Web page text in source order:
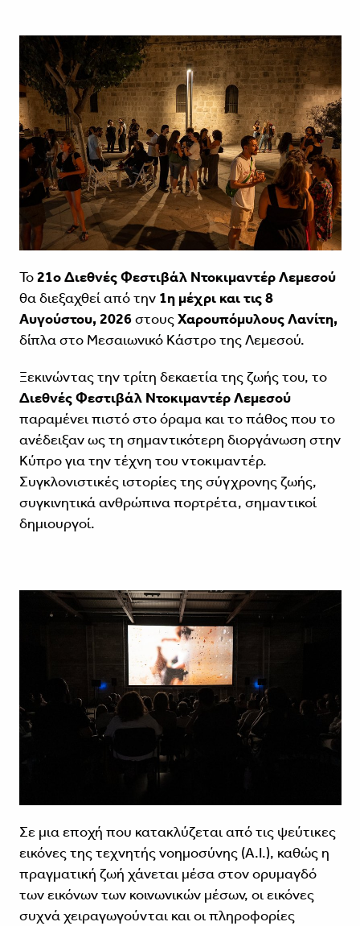
Το21ο Διεθνές Φεστιβάλ Ντοκιμαντέρ Λεμεσού
θα διεξαχθεί από την 1η μέχρι και τις 8
Αυγούστου, 2026στους Χαρουπόμυλους Λανίτη,
δίπλα στο Μεσαιωνικό Κάστρο της Λεμεσού.
Ξεκινώντας την τρίτη δεκαετία της ζωής του, το
Διεθνές Φεστιβάλ Ντοκιμαντέρ Λεμεσού
παραμένει πιστό στο όραμα και το πάθος που το
ανέδειξαν ως τη σημαντικότερη διοργάνωση στην
Κύπρο για την τέχνη του ντοκιμαντέρ.
Συγκλονιστικές ιστορίες της σύγχρονης ζωής,
συγκινητικά ανθρώπινα πορτρέτα, σημαντικοί
δημιουργοί.
Σε μια εποχή που κατακλύζεται από τις ψεύτικες
εικόνες της τεχνητής νοημοσύνης (Α.Ι.), καθώς η
πραγματική ζωή χάνεται μέσα στον ορυμαγδό
των εικόνων των κοινωνικών μέσων, οι εικόνες
συχνά χειραγωγούνται και οι πληροφορίες